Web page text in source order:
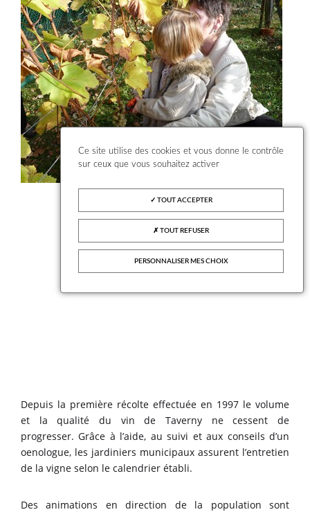
Depuis la première récolte effectuée en 1997 le volume
et la qualité du vin de Taverny ne cessent de
progresser. Grâce à l’aide, au suivi et aux conseils d’un
oenologue, les jardiniers municipaux assurent l’entretien
de la vigne selon le calendrier établi.
Des animations en direction de la population sont
Ce site utilise des cookies et vous donne le contrôle
sur ceux que vous souhaitez activer
TOUT ACCEPTER
TOUT REFUSER
PERSONNALISER MES CHOIX